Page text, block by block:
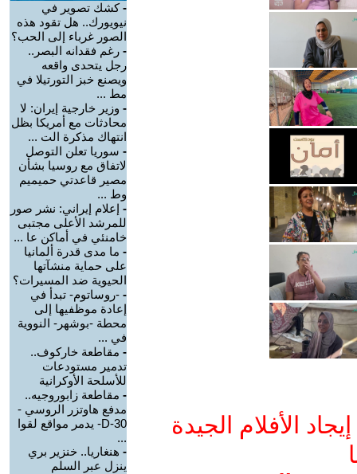
الأفلام الجيدة
-كشك تصوير في
نيويورك.. هل تقود هذه
الصور غرباء إلى الحب؟
- رغم فقدانه البصر..
رجل يتحدى واقعه
ويصنع خبز التورتيلا في
مط ...
- وزير خارجية إيران: لا
محادثات مع أمريكا بظل
انتهاك مذكرة الت ...
- سوريا تعلن التوصل
لاتفاق مع روسيا بشأن
مصير قاعدتي حميميم
وط ...
- إعلام إيراني: نشر صور
للمرشد الأعلى مجتبى
خامنئي في أماكن عا ...
- ما مدى قدرة ألمانيا
على حماية منشآتها
الحيوية ضد المسيرات؟
- -روساتوم- تبدأ في
إعادة موظفيها إلى
محطة -بوشهر- النووية
في ...
- مقاطعة خاركوف..
تدمير مستودعات
للأسلحة الأوكرانية
- مقاطعة زابوروجيه..
مدفع هاوتزر الروسي -
D-30- يدمر مواقع لقوا
...
- هنغاريا.. خنزير بري
ينزل عبر السلم